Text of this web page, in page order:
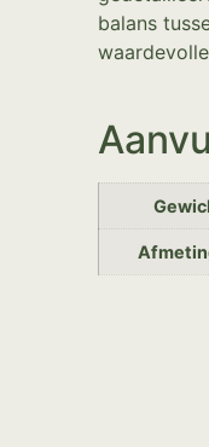
balans